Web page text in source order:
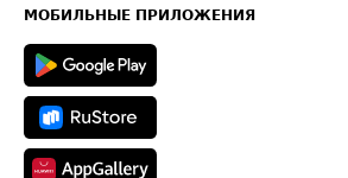
Техническая информация
МОБИЛЬНЫЕ ПРИЛОЖЕНИЯ